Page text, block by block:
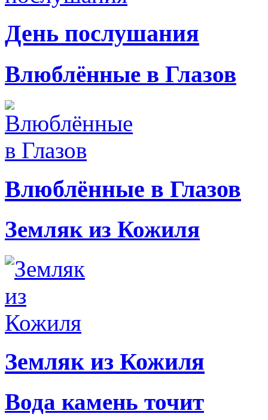
День послушания
Влюблённые в Глазов
Влюблённые в Глазов
Земляк из Кожиля
Земляк из Кожиля
Вода камень точит